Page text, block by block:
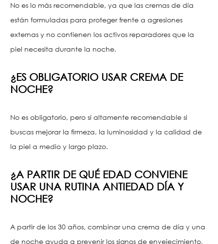
No es lo más recomendable, ya que las cremas de día
están formuladas para proteger frente a agresiones
externas y no contienen los activos reparadores que la
piel necesita durante la noche.
¿ES OBLIGATORIO USAR CREMA DE
NOCHE?
No es obligatorio, pero sí altamente recomendable si
buscas mejorar la firmeza, la luminosidad y la calidad de
la piel a medio y largo plazo.
¿A PARTIR DE QUÉ EDAD CONVIENE
USAR UNA RUTINA ANTIEDAD DÍA Y
NOCHE?
A partir de los 30 años, combinar una crema de día y una
de noche ayuda a prevenir los signos de envejecimiento,